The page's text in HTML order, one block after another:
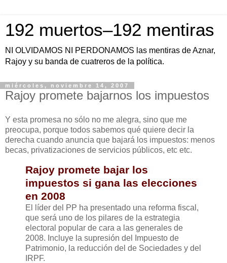
192 muertos–192 mentiras
NI OLVIDAMOS NI PERDONAMOS las mentiras de Aznar,
Rajoy y su banda de cuatreros de la política.
miércoles, noviembre 14, 2007
Rajoy promete bajarnos los impuestos
Y esta promesa no sólo no me alegra, sino que me
preocupa, porque todos sabemos qué quiere decir la
derecha cuando anuncia que bajará los impuestos: menos
becas, privatizaciones de servicios públicos, etc etc.
Rajoy promete bajar los
impuestos si gana las elecciones
en 2008
El líder del PP ha presentado una reforma fiscal,
que será uno de los pilares de la estrategia
electoral popular de cara a las generales de
2008. Incluye la supresión del Impuesto de
Patrimonio, la reducción del de Sociedades y del
IRPF.